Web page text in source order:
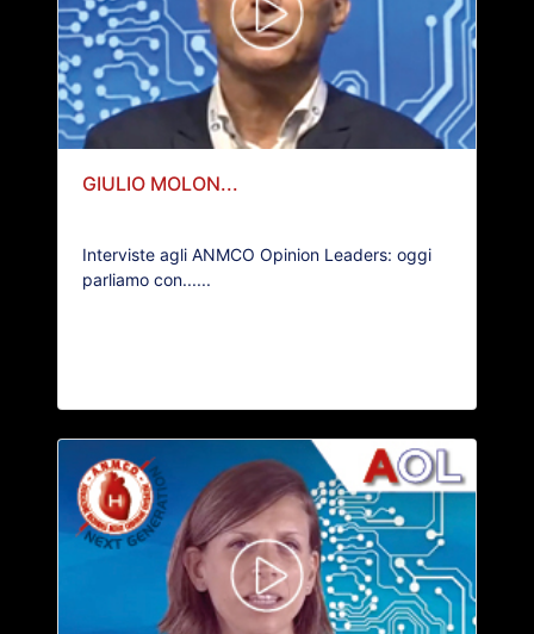
GIULIO MOLON...
Interviste agli ANMCO Opinion Leaders: oggi
parliamo con......